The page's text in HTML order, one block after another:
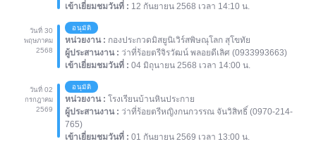
เข้าเยี่ยมชมวันที่ : 12 กันยายน 2568 เวลา 14:10 น.
วันที่ 30
พฤษภาคม
2568
อนุมัติ
หน่วยงาน : กองประกวดมิสยูนิเวิร์สพิษณุโลก สุโขทัย
ผู้ประสานงาน : ว่าที่ร้อยตรีจิรวัฒน์ พลอยดีเลิศ (0933993663)
เข้าเยี่ยมชมวันที่ : 04 มิถุนายน 2568 เวลา 14:00 น.
วันที่ 02
กรกฎาคม
2569
อนุมัติ
หน่วยงาน : โรงเรียนบ้านหินประกาย
ผู้ประสานงาน : ว่าที่ร้อยตรีหญิงกนกวรรณ จันวิสิทธิ์ (0970-214-
765)
เข้าเยี่ยมชมวันที่ : 01 กันยายน 2569 เวลา 13:00 น.